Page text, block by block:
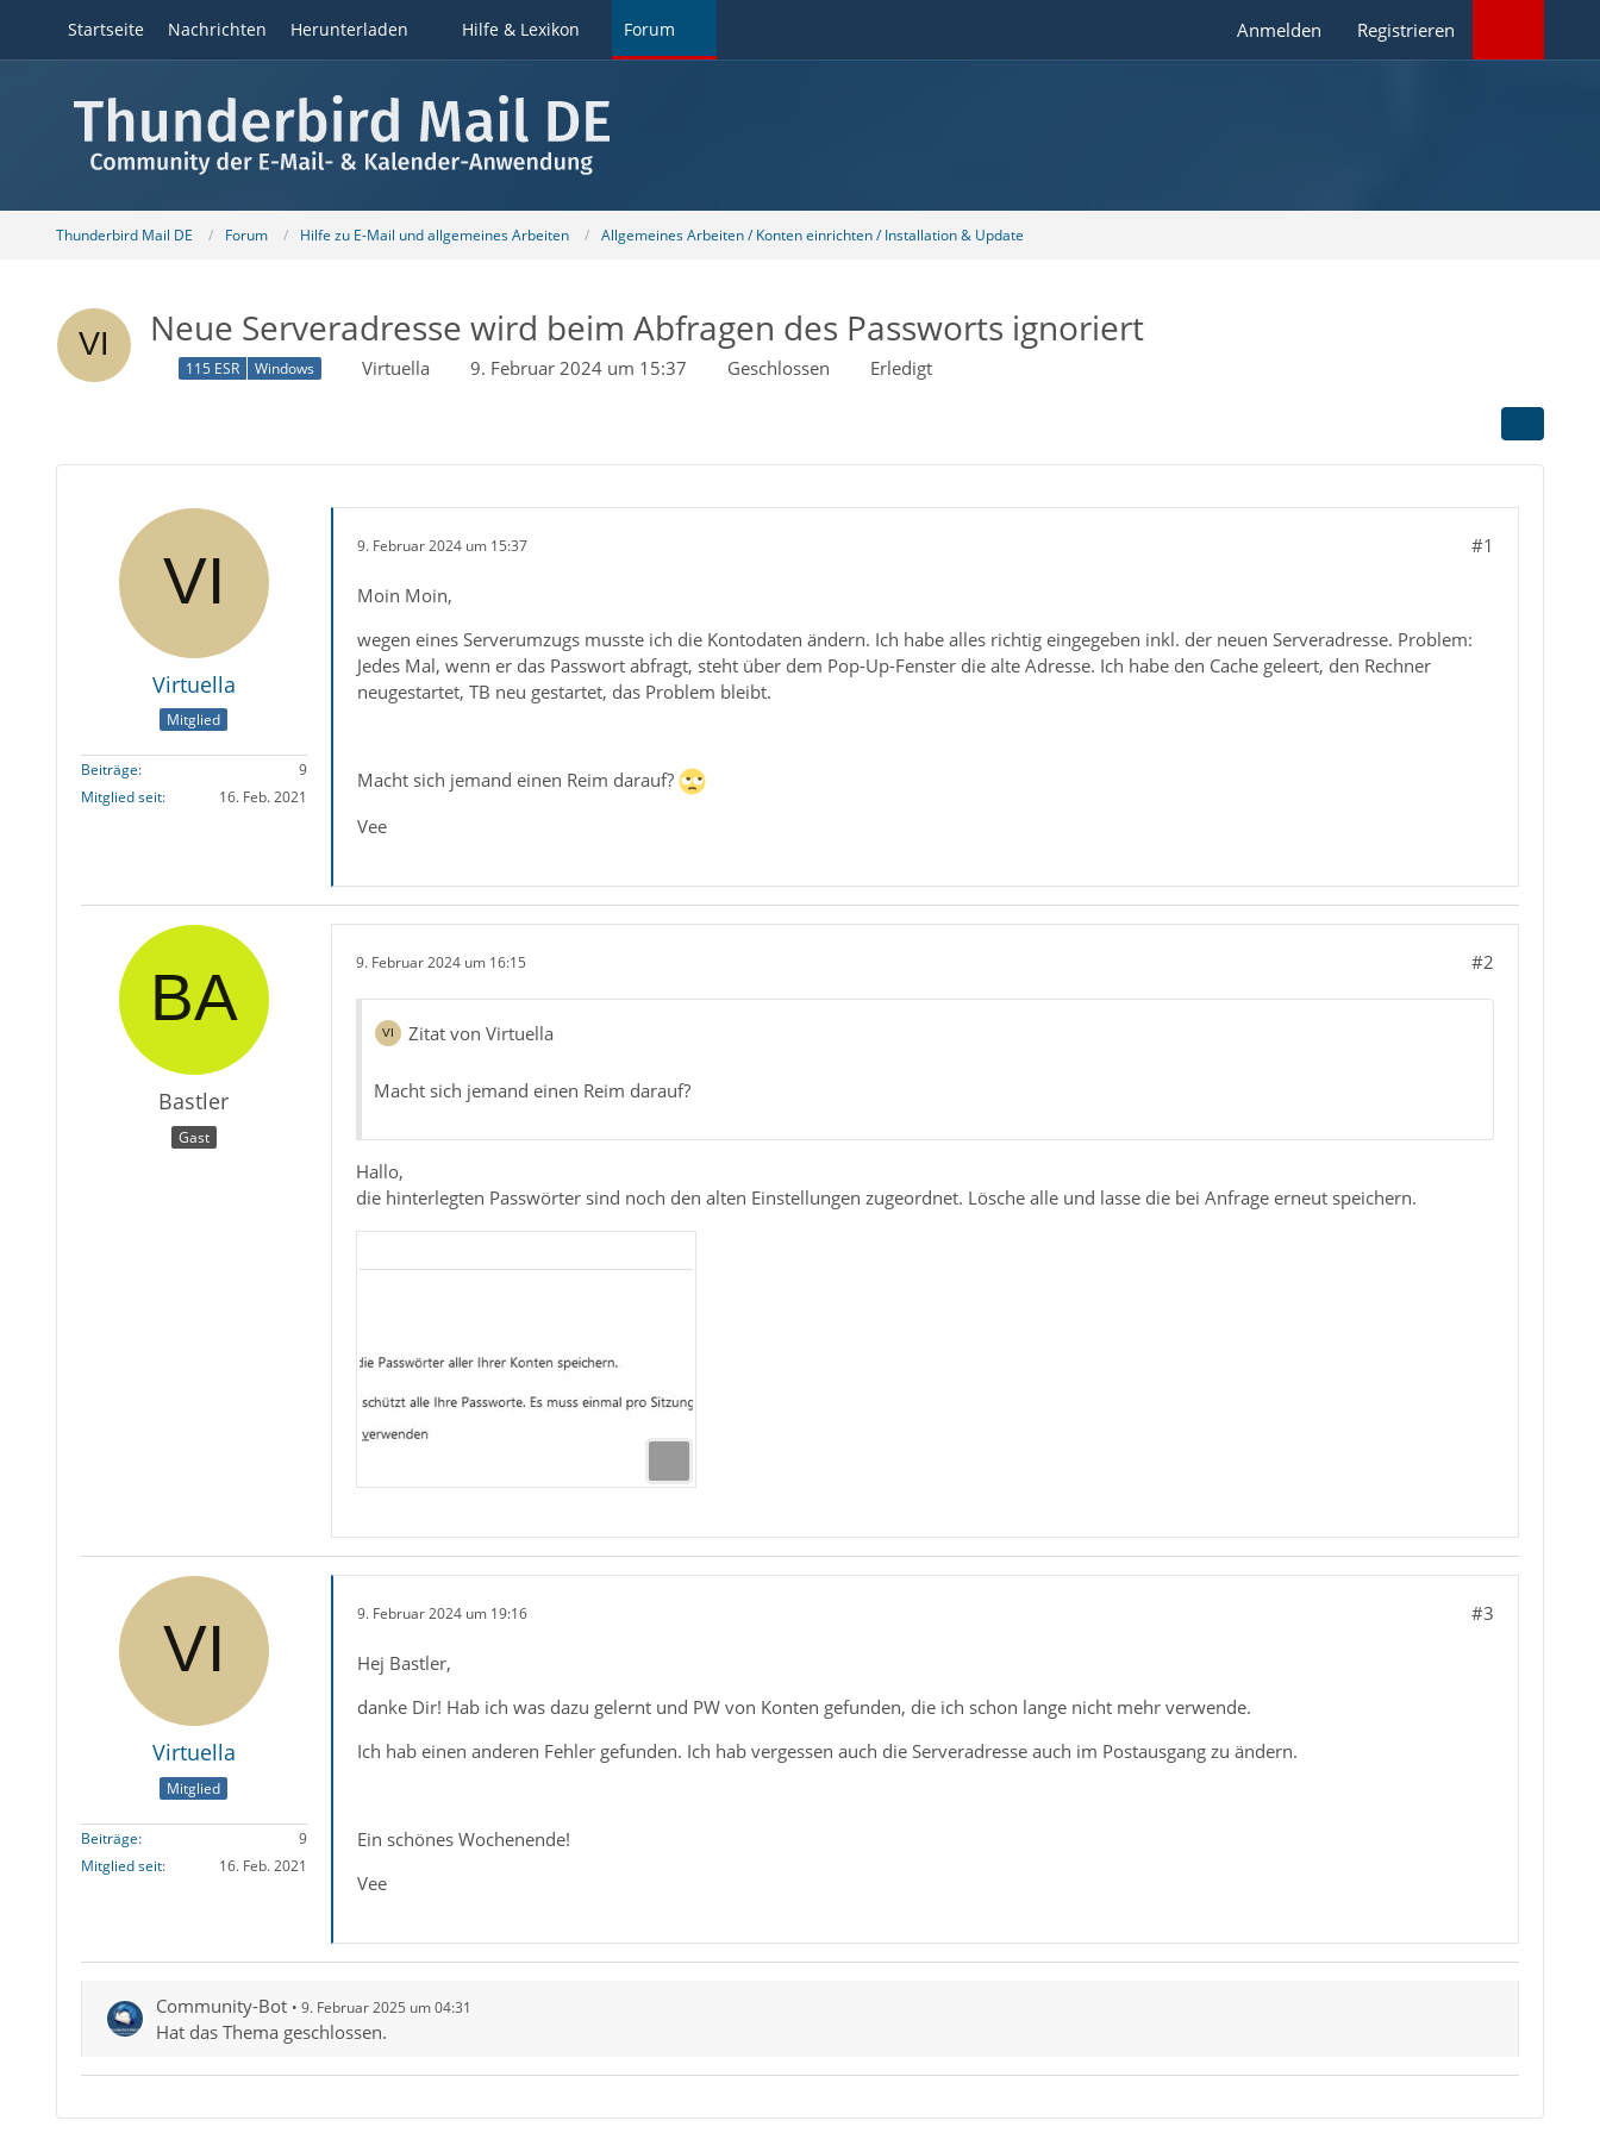
Startseite Nachrichten Herunterladen Hilfe & Lexikon Forum Anmelden Registrieren
Thunderbird Mail DE Forum Hilfe zu E-Mail und allgemeines Arbeiten Allgemeines Arbeiten / Konten einrichten / Installation & Update
Neue Serveradresse wird beim Abfragen des Passworts ignoriert
115 ESR Windows Virtuella 9. Februar 2024 um 15:37 Geschlossen Erledigt
Virtuella
Mitglied
Beiträge
9
Mitglied seit
16. Feb. 2021
9. Februar 2024 um 15:37 #1
Moin Moin,
wegen eines Serverumzugs musste ich die Kontodaten ändern. Ich habe alles richtig eingegeben inkl. der neuen Serveradresse. Problem:
Jedes Mal, wenn er das Passwort abfragt, steht über dem Pop-Up-Fenster die alte Adresse. Ich habe den Cache geleert, den Rechner
neugestartet, TB neu gestartet, das Problem bleibt.
Macht sich jemand einen Reim darauf?
Vee
Bastler
Gast
9. Februar 2024 um 16:15 #2
Zitat von Virtuella
Macht sich jemand einen Reim darauf?
Hallo,
die hinterlegten Passwörter sind noch den alten Einstellungen zugeordnet. Lösche alle und lasse die bei Anfrage erneut speichern.
Virtuella
Mitglied
Beiträge
9
Mitglied seit
16. Feb. 2021
9. Februar 2024 um 19:16 #3
Hej Bastler,
danke Dir! Hab ich was dazu gelernt und PW von Konten gefunden, die ich schon lange nicht mehr verwende.
Ich hab einen anderen Fehler gefunden. Ich hab vergessen auch die Serveradresse auch im Postausgang zu ändern.
Ein schönes Wochenende!
Vee
Community-Bot 9. Februar 2025 um 04:31
Hat das Thema geschlossen.